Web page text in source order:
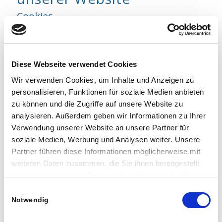
Diese Webseite verwendet Cookies
Wir verwenden Cookies, um Inhalte und Anzeigen zu
personalisieren, Funktionen für soziale Medien anbieten
zu können und die Zugriffe auf unsere Website zu
analysieren. Außerdem geben wir Informationen zu Ihrer
Verwendung unserer Website an unsere Partner für
soziale Medien, Werbung und Analysen weiter. Unsere
Partner führen diese Informationen möglicherweise mit
weiteren Daten zusammen, die Sie ihnen bereitgestellt
haben oder die sie im Rahmen Ihrer Nutzung der Dienste
Notwendig
Cookies
Die Internetseiten verwenden teilweise so
Ihrem Rechner keinen Schaden an und
enthalten keine Viren. Cookies dienen dazu,
unser Angebot nutzerfreundlicher,
effektiver und sicherer zu machen. Cookies
sind kleine Textdateien, die auf Ihrem
Rechner abgelegt werden und die Ihr
Browser speichert.
Sie werden nach Ende Ihres Besuchs